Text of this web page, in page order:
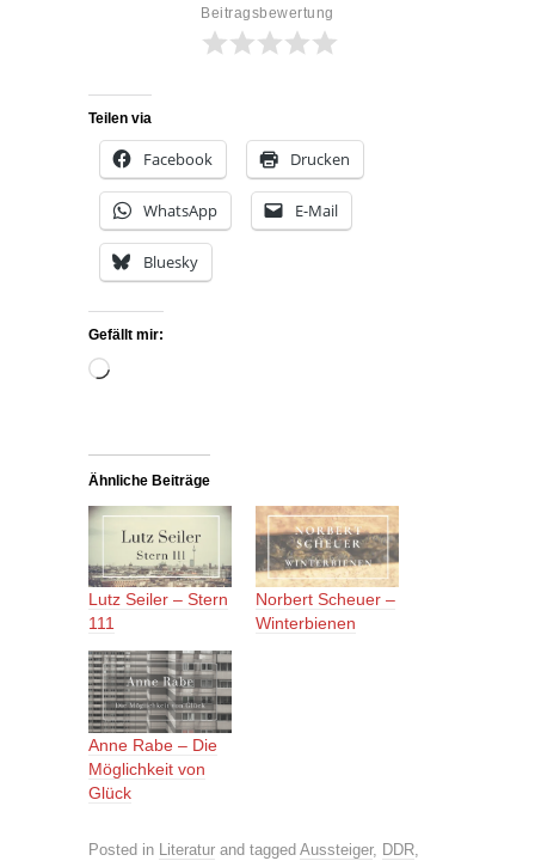
Beitragsbewertung
Teilen via
Facebook Drucken
WhatsApp E-Mail
Bluesky
Gefällt mir:
Wird
Ähnliche Beiträge
Lutz Seiler – Stern
111
Norbert Scheuer –
Winterbienen
Anne Rabe – Die
Möglichkeit von
Glück
Posted in Literatur and tagged Aussteiger, DDR